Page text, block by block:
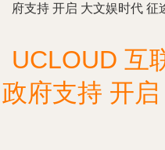
府支持 开启 大文娱时代 征
UCLOUD 互
政府支持 开